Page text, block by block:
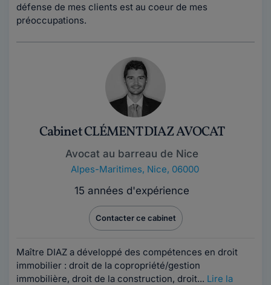
défense de mes clients est au coeur de mes
préoccupations.
Cabinet CLÉMENT DIAZ AVOCAT
Avocat au barreau de Nice
Alpes-Maritimes, Nice, 06000
15 années d'expérience
Contacter ce cabinet
Maître DIAZ a développé des compétences en droit
immobilier : droit de la copropriété/gestion
immobilière, droit de la construction, droit... Lire la